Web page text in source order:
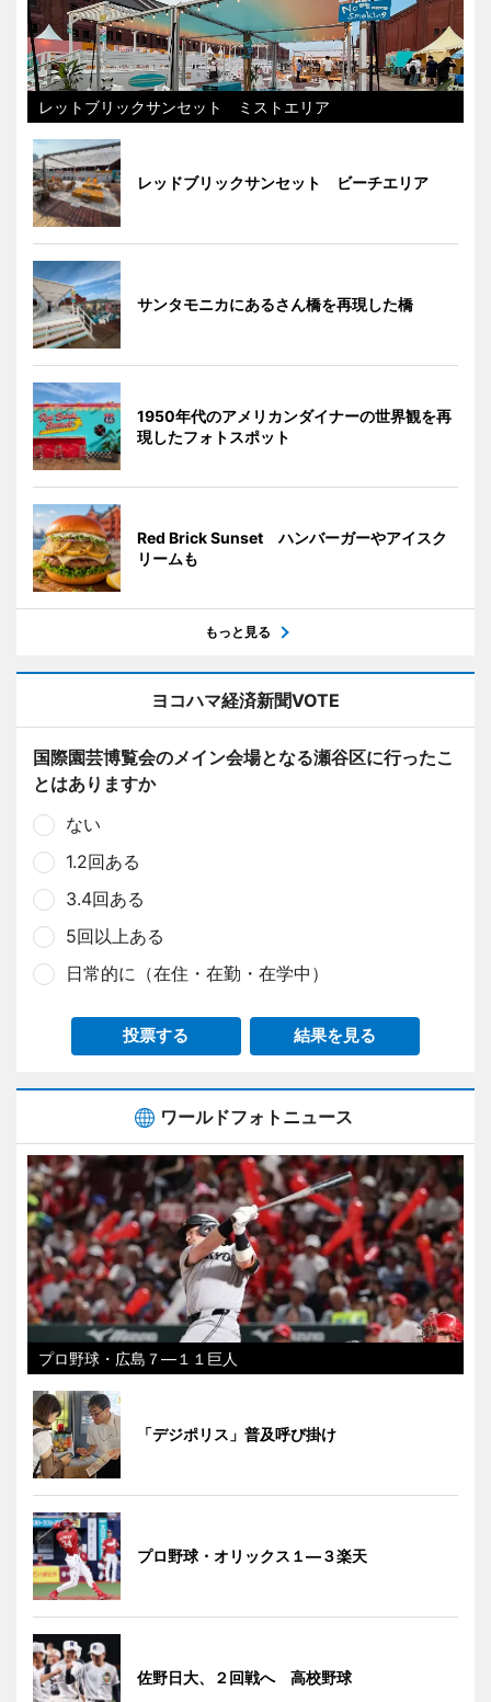
レットブリックサンセット ミストエリア
レッドブリックサンセット ビーチエリア
サンタモニカにあるさん橋を再現した橋
1950年代のアメリカンダイナーの世界観を再
現したフォトスポット
Red Brick Sunset ハンバーガーやアイスク
リームも
もっと見る
ヨコハマ経済新聞VOTE
国際園芸博覧会のメイン会場となる瀬谷区に行ったこ
とはありますか
ない
1.2回ある
3.4回ある
5回以上ある
日常的に（在住・在勤・在学中）
投票する 結果を見る
ワールドフォトニュース
プロ野球・広島７―１１巨人
「デジポリス」普及呼び掛け
プロ野球・オリックス１―３楽天
佐野日大、２回戦へ 高校野球